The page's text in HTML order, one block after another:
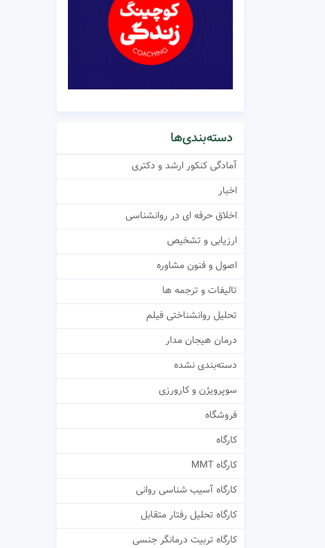
دسته‌بندی‌ها
آمادگی کنکور ارشد و دکتری
اخبار
اخلاق حرفه ای در روانشناسی
ارزیابی و تشخیص
اصول و فنون مشاوره
تالیفات و ترجمه ها
تحلیل روانشناختی فیلم
درمان هیجان مدار
دسته‌بندی نشده
سوپرویژن و کارورزی
فروشگاه
کارگاه
کارگاه MMT
کارگاه آسیب شناسی روانی
کارگاه تحلیل رفتار متقابل
کارگاه تربیت درمانگر جنسی